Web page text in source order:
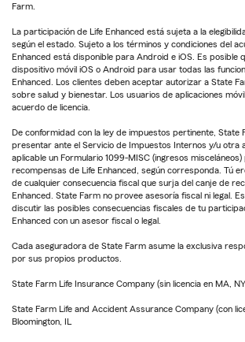
Farm.
La participación de Life Enhanced está sujeta a la
según el estado. Sujeto a los términos y condiciones del
Enhanced está disponible para Android e iOS. Es posible
dispositivo móvil iOS o Android para usar todas las
Enhanced. Los clientes deben aceptar autorizar a State
sobre salud y bienestar. Los usuarios de aplicaciones
acuerdo de licencia.
De conformidad con la ley de impuestos pertinente, State
presentar ante el Servicio de Impuestos Internos y/u otra
aplicable un Formulario 1099-MISC (ingresos
recompensas de Life Enhanced, según corresponda. Tú
de cualquier consecuencia fiscal que surja del canje de
Enhanced. State Farm no provee asesoría fiscal ni legal.
discutir las posibles consecuencias fiscales de tu
Enhanced con un asesor fiscal o legal.
Cada aseguradora de State Farm asume la exclusiva
por sus propios productos.
State Farm Life Insurance Company (sin licencia en MA,
State Farm Life and Accident Assurance Company (con
Bloomington, IL